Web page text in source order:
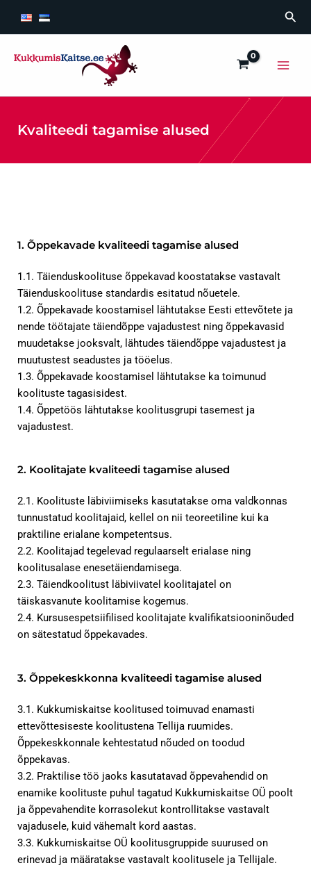
Kvaliteedi tagamise alused
1. Õppekavade kvaliteedi tagamise alused
1.1. Täienduskoolituse õppekavad koostatakse vastavalt
Täienduskoolituse standardis esitatud nõuetele.
1.2. Õppekavade koostamisel lähtutakse Eesti ettevõtete ja
nende töötajate täiendõppe vajadustest ning õppekavasid
muudetakse jooksvalt, lähtudes täiendõppe vajadustest ja
muutustest seadustes ja tööelus.
1.3. Õppekavade koostamisel lähtutakse ka toimunud
koolituste tagasisidest.
1.4. Õppetöös lähtutakse koolitusgrupi tasemest ja
vajadustest.
2. Koolitajate kvaliteedi tagamise alused
2.1. Koolituste läbiviimiseks kasutatakse oma valdkonnas
tunnustatud koolitajaid, kellel on nii teoreetiline kui ka
praktiline erialane kompetentsus.
2.2. Koolitajad tegelevad regulaarselt erialase ning
koolitusalase enesetäiendamisega.
2.3. Täiendkoolitust läbiviivatel koolitajatel on
täiskasvanute koolitamise kogemus.
2.4. Kursusespetsiifilised koolitajate kvalifikatsiooninõuded
on sätestatud õppekavades.
3. Õppekeskkonna kvaliteedi tagamise alused
3.1. Kukkumiskaitse koolitused toimuvad enamasti
ettevõttesiseste koolitustena Tellija ruumides.
Õppekeskkonnale kehtestatud nõuded on toodud
õppekavas.
3.2. Praktilise töö jaoks kasutatavad õppevahendid on
enamike koolituste puhul tagatud Kukkumiskaitse OÜ poolt
ja õppevahendite korrasolekut kontrollitakse vastavalt
vajadusele, kuid vähemalt kord aastas.
3.3. Kukkumiskaitse OÜ koolitusgruppide suurused on
erinevad ja määratakse vastavalt koolitusele ja Tellijale.